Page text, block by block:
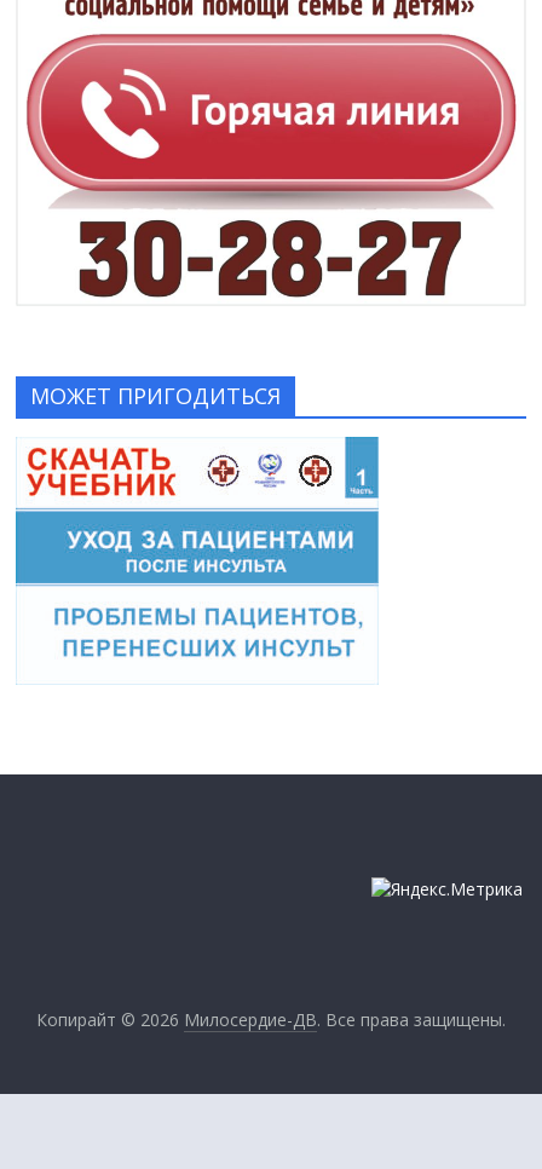
МОЖЕТ ПРИГОДИТЬСЯ
Копирайт © 2026 Милосердие-ДВ. Все права защищены.